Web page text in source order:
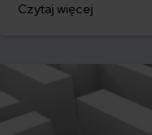
500 zł, inni – powyżej
Czytaj więcej